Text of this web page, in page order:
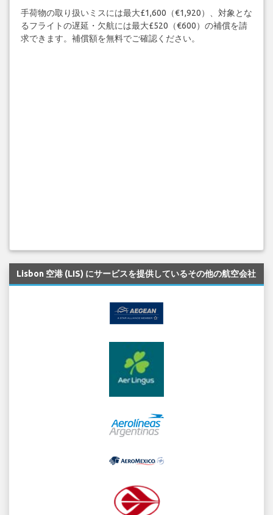
手荷物の取り扱いミスには最大£1,600（€1,920）、対象とな
るフライトの遅延・欠航には最大£520（€600）の補償を請
求できます。補償額を無料でご確認ください。
Lisbon 空港 (LIS) にサービスを提供しているその他の航空会社